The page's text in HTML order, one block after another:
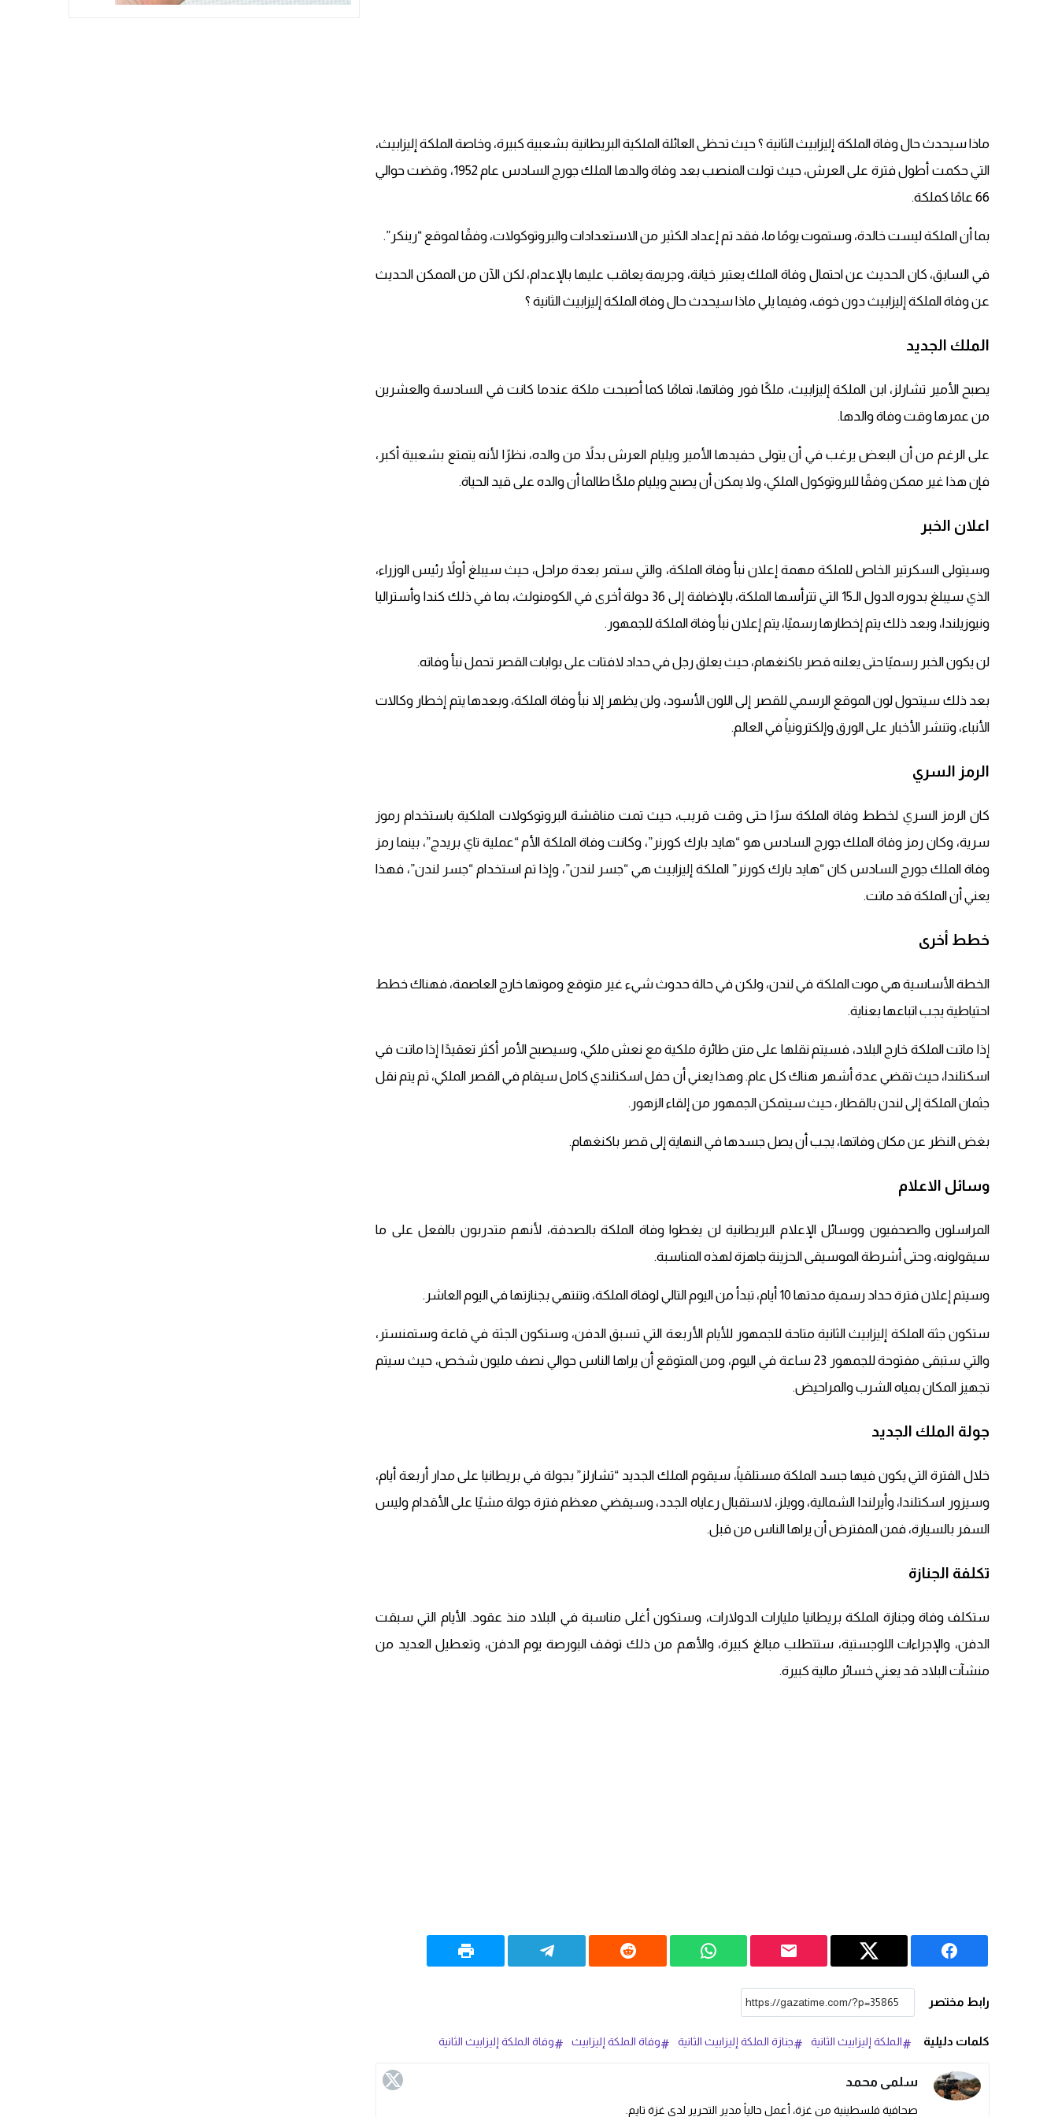
ماذا سيحدث حال وفاة الملكة إليزابيث الثانية ؟ حيث تحظى العائلة الملكية البريطانية بشعبية كبيرة، وخاصة الملكة إليزابيث،
التي حكمت أطول فترة على العرش، حيث تولت المنصب بعد وفاة والدها الملك جورج السادس عام 1952، وقضت حوالي
66 عامًا كملكة.
بما أن الملكة ليست خالدة، وستموت يومًا ما، فقد تم إعداد الكثير من الاستعدادات والبروتوكولات، وفقًا لموقع “رينكر”.
في السابق، كان الحديث عن احتمال وفاة الملك يعتبر خيانة، وجريمة يعاقب عليها بالإعدام، لكن الآن من الممكن الحديث
عن وفاة الملكة إليزابيث دون خوف، وفيما يلي ماذا سيحدث حال وفاة الملكة إليزابيث الثانية ؟
الملك الجديد
يصبح الأمير تشارلز، ابن الملكة إليزابيث، ملكًا فور وفاتها، تمامًا كما أصبحت ملكة عندما كانت في السادسة والعشرين
من عمرها وقت وفاة والدها.
على الرغم من أن البعض يرغب في أن يتولى حفيدها الأمير ويليام العرش بدلاً من والده، نظرًا لأنه يتمتع بشعبية أكبر،
فإن هذا غير ممكن وفقًا للبروتوكول الملكي، ولا يمكن أن يصبح ويليام ملكًا طالما أن والده على قيد الحياة.
اعلان الخبر
وسيتولى السكرتير الخاص للملكة مهمة إعلان نبأ وفاة الملكة، والتي ستمر بعدة مراحل، حيث سيبلغ أولاً رئيس الوزراء،
الذي سيبلغ بدوره الدول الـ15 التي تترأسها الملكة، بالإضافة إلى 36 دولة أخرى في الكومنولث، بما في ذلك كندا وأستراليا
ونيوزيلندا، وبعد ذلك يتم إخطارها رسميًا، يتم إعلان نبأ وفاة الملكة للجمهور.
لن يكون الخبر رسميًا حتى يعلنه قصر باكنغهام، حيث يعلق رجل في حداد لافتات على بوابات القصر تحمل نبأ وفاته.
بعد ذلك سيتحول لون الموقع الرسمي للقصر إلى اللون الأسود، ولن يظهر إلا نبأ وفاة الملكة، وبعدها يتم إخطار وكالات
الأنباء، وتنشر الأخبار على الورق وإلكترونياً في العالم.
الرمز السري
كان الرمز السري لخطط وفاة الملكة سرًا حتى وقت قريب، حيث تمت مناقشة البروتوكولات الملكية باستخدام رموز
سرية، وكان رمز وفاة الملك جورج السادس هو “هايد بارك كورنر”، وكانت وفاة الملكة الأم “عملية تاي بريدج”، بينما رمز
وفاة الملك جورج السادس كان “هايد بارك كورنر” الملكة إليزابيث هي “جسر لندن”، وإذا تم استخدام “جسر لندن”، فهذا
يعني أن الملكة قد ماتت.
خطط أخرى
الخطة الأساسية هي موت الملكة في لندن، ولكن في حالة حدوث شيء غير متوقع وموتها خارج العاصمة، فهناك خطط
احتياطية يجب اتباعها بعناية.
إذا ماتت الملكة خارج البلاد، فسيتم نقلها على متن طائرة ملكية مع نعش ملكي، وسيصبح الأمر أكثر تعقيدًا إذا ماتت في
اسكتلندا، حيث تقضي عدة أشهر هناك كل عام. وهذا يعني أن حفل اسكتلندي كامل سيقام في القصر الملكي، ثم يتم نقل
جثمان الملكة إلى لندن بالقطار، حيث سيتمكن الجمهور من إلقاء الزهور.
بغض النظر عن مكان وفاتها، يجب أن يصل جسدها في النهاية إلى قصر باكنغهام.
وسائل الاعلام
المراسلون والصحفيون ووسائل الإعلام البريطانية لن يغطوا وفاة الملكة بالصدفة، لأنهم متدربون بالفعل على ما
سيقولونه، وحتى أشرطة الموسيقى الحزينة جاهزة لهذه المناسبة.
وسيتم إعلان فترة حداد رسمية مدتها 10 أيام، تبدأ من اليوم التالي لوفاة الملكة، وتنتهي بجنازتها في اليوم العاشر.
ستكون جثة الملكة إليزابيث الثانية متاحة للجمهور للأيام الأربعة التي تسبق الدفن، وستكون الجثة في قاعة وستمنستر،
والتي ستبقى مفتوحة للجمهور 23 ساعة في اليوم، ومن المتوقع أن يراها الناس حوالي نصف مليون شخص، حيث سيتم
تجهيز المكان بمياه الشرب والمراحيض.
جولة الملك الجديد
خلال الفترة التي يكون فيها جسد الملكة مستلقياً، سيقوم الملك الجديد “تشارلز” بجولة في بريطانيا على مدار أربعة أيام،
وسيزور اسكتلندا، وأيرلندا الشمالية، وويلز، لاستقبال رعاياه الجدد، وسيقضي معظم فترة جولة مشيًا على الأقدام وليس
السفر بالسيارة، فمن المفترض أن يراها الناس من قبل.
تكلفة الجنازة
ستكلف وفاة وجنازة الملكة بريطانيا مليارات الدولارات، وستكون أغلى مناسبة في البلاد منذ عقود. الأيام التي سبقت
الدفن، والإجراءات اللوجستية، ستتطلب مبالغ كبيرة، والأهم من ذلك توقف البورصة يوم الدفن، وتعطيل العديد من
منشآت البلاد قد يعني خسائر مالية كبيرة.
رابط مختصر
كلمات دليلية الملكة إليزابيث الثانية جنازة الملكة إليزابيث الثانية وفاة الملكة إليزابيث وفاة الملكة إليزابيث الثانية
سلمى محمد
صحافية فلسطينية من غزة، أعمل حالياً مدير التحرير لدى غزة تايم.